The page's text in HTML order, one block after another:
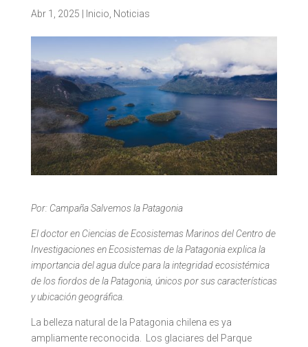
Abr 1, 2025 Inicio Noticias
Por: Campaña Salvemos la Patagonia
El doctor en Ciencias de Ecosistemas Marinos delCentro de
Investigaciones en Ecosistemas de la Patagonia explica la
importancia del agua dulce para la integridad ecosistémica
de los fiordos de la Patagonia, únicos por sus características
y ubicación geográfica.
La belleza natural de la Patagonia chilena es ya
ampliamente reconocida. Los glaciares del Parque